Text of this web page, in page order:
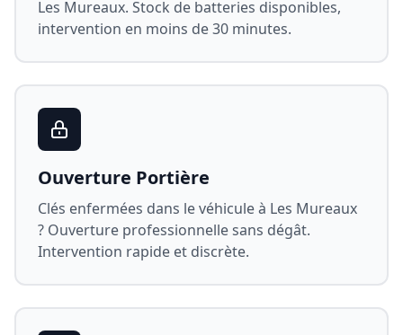
Les Mureaux. Stock de batteries disponibles,
intervention en moins de 30 minutes.
Ouverture Portière
Clés enfermées dans le véhicule à Les Mureaux
? Ouverture professionnelle sans dégât.
Intervention rapide et discrète.